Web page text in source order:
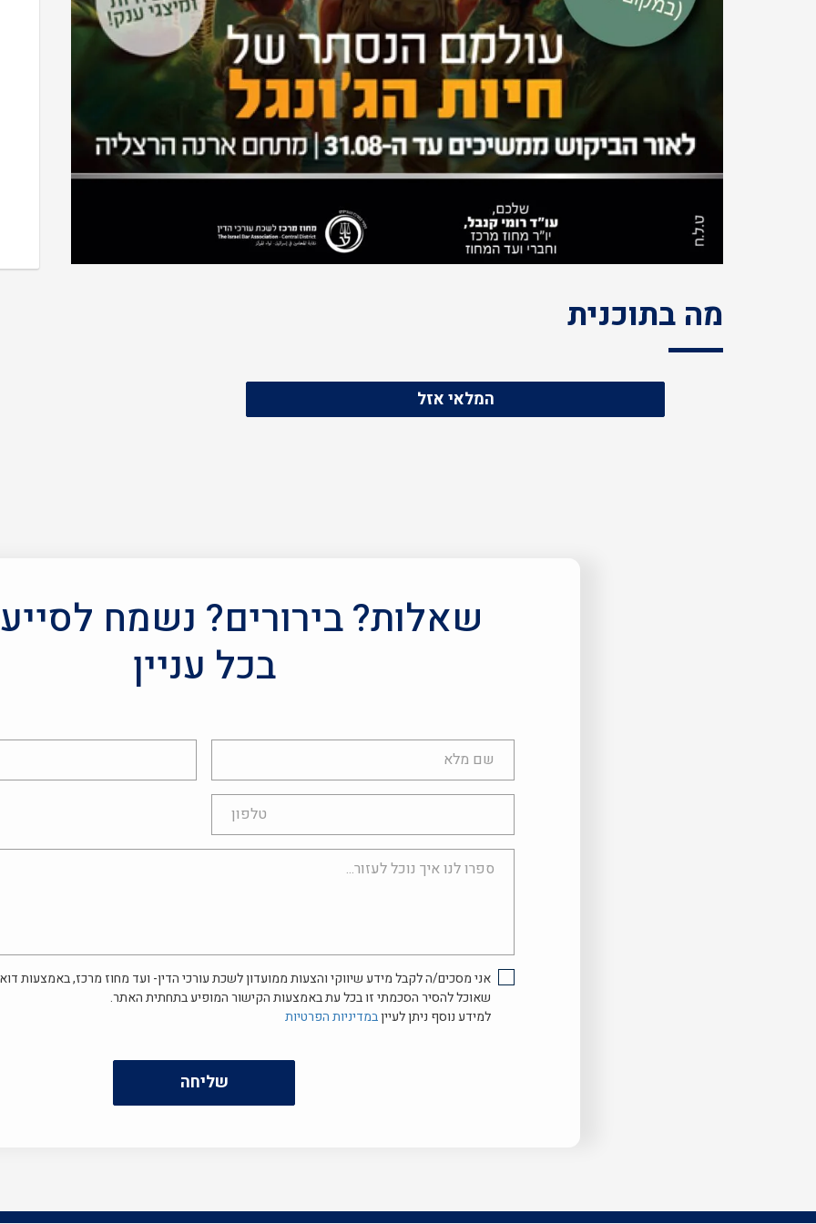
מה בתוכנית
המלאי אזל
שאלות? בירורים? נשמח
בכל עניין
שם
מלא
אימייל
טלפון
ספרו
אני מסכים/ה לקבל מידע שיווקי והצעות ממועדון לשכת עורכי הדין- ועד מחוז מרכז, באמצעות
שאוכל להסיר הסכמתי זו בכל עת באמצעות הקישור המופיע בתחתית האתר.
למידע נוסף ניתן לעייןבמדיניות הפרטיות
שליחה